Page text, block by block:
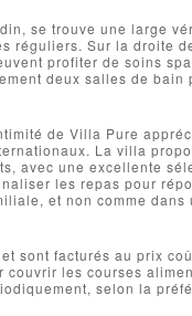
se trouve une large
réguliers. Sur la droite
profiter de soins
deux salles de
de Villa Pure
La villa
avec une excellente
les repas pour
et non comme
sont facturés au prix
les courses
selon la